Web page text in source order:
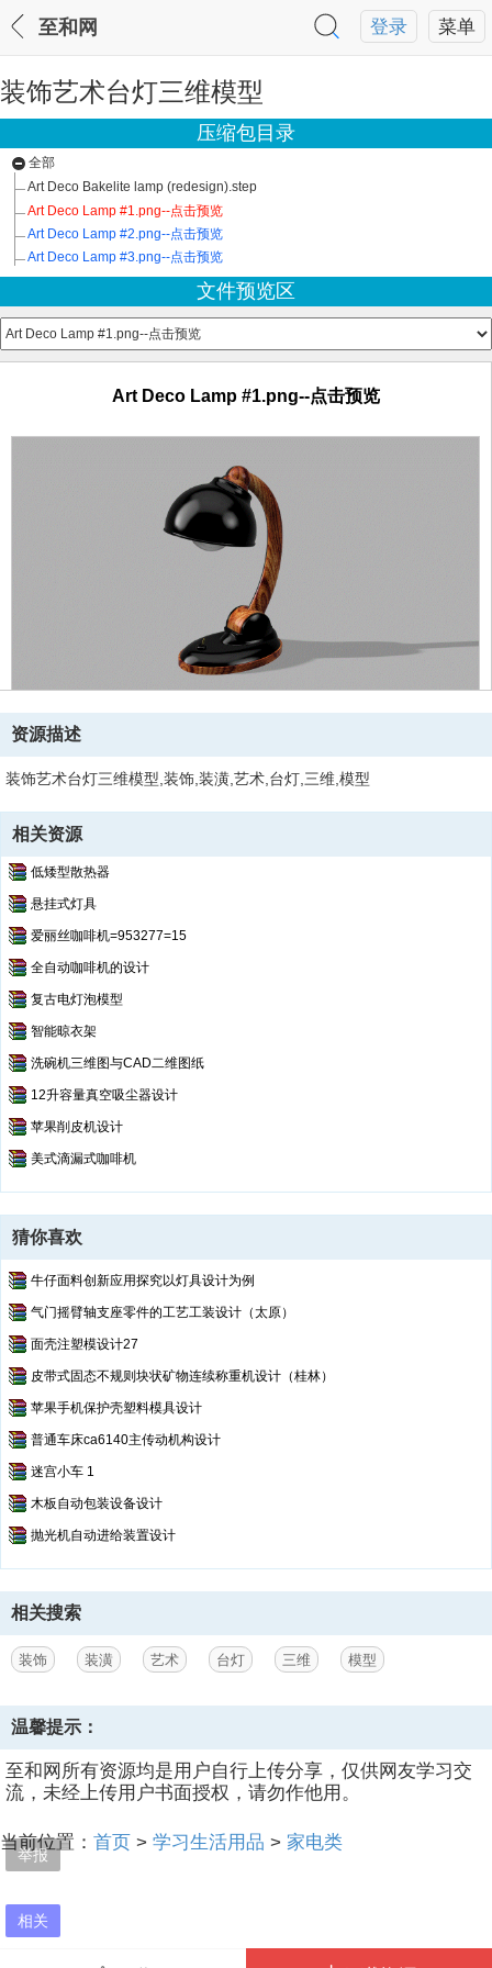
菜单
登录
至和网
装饰艺术台灯三维模型
相关
举报
压缩包目录
全部
Art Deco Bakelite lamp (redesign).step
Art Deco Lamp #1.png--点击预览
Art Deco Lamp #2.png--点击预览
Art Deco Lamp #3.png--点击预览
文件预览区
Art Deco Lamp #1.png--点击预览
资源描述
装饰艺术台灯三维模型,装饰,装潢,艺术,台灯,三维,模型
相关资源
低矮型散热器
悬挂式灯具
爱丽丝咖啡机=953277=15
全自动咖啡机的设计
复古电灯泡模型
智能晾衣架
洗碗机三维图与CAD二维图纸
12升容量真空吸尘器设计
苹果削皮机设计
美式滴漏式咖啡机
猜你喜欢
牛仔面料创新应用探究以灯具设计为例
气门摇臂轴支座零件的工艺工装设计（太原）
面壳注塑模设计27
皮带式固态不规则块状矿物连续称重机设计（桂林）
苹果手机保护壳塑料模具设计
普通车床ca6140主传动机构设计
迷宫小车 1
木板自动包装设备设计
抛光机自动进给装置设计
相关搜索
装饰 装潢 艺术 台灯 三维 模型
温馨提示：
至和网所有资源均是用户自行上传分享，仅供网友学习交
流，未经上传用户书面授权，请勿作他用。
当前位置： 首页 > 学习生活用品 > 家电类